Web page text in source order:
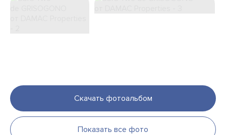
Скачать фотоальбом
Показать все фото